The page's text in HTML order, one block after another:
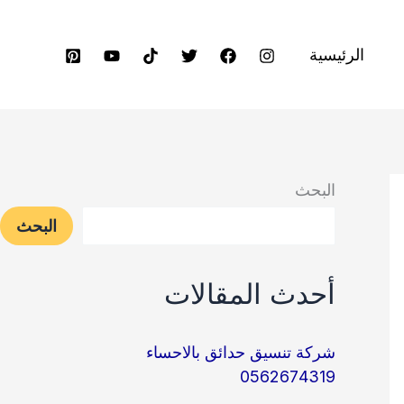
الرئيسية
البحث
البحث
أحدث المقالات
شركة تنسيق حدائق بالاحساء
0562674319